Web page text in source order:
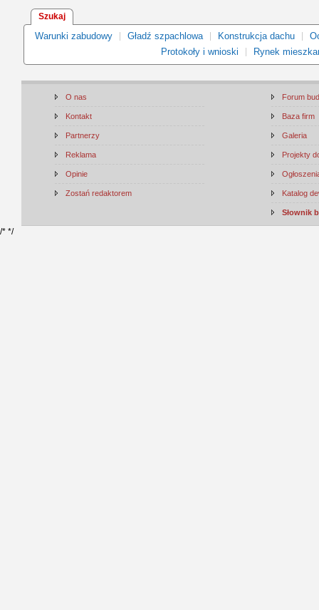
Szukaj
Warunki zabudowy Gładź szpachlowa Konstrukcja dachu
Protokoły i wnioski
Rynek
O nas
Kontakt
Partnerzy
Reklama
Opinie
Zostań redaktorem
Forum
Baza firm
Galeria
Projekty
Katalog
Słownik
/* */